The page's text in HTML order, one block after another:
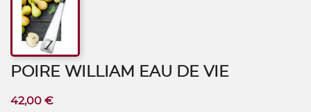
POIRE WILLIAM EAU DE VIE
42,00 €